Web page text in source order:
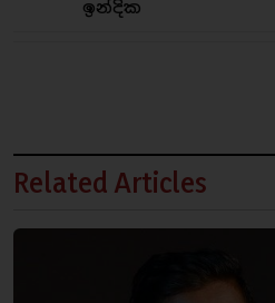
ඉන්දික
Related Articles